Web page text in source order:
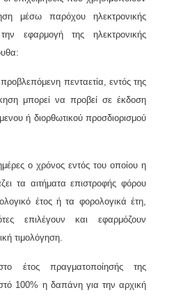
μέσω παρόχου ηλεκτρονικής
εφαρμογή της ηλεκτρονικής
πενταετία, εντός της
μπορεί να προβεί σε έκδοση
ή διορθωτικού προσδιορισμού
ο χρόνος εντός του οποίου η
τα αιτήματα επιστροφής φόρου
έτος ή τα φορολογικά έτη,
επιλέγουν και εφαρμόζουν
τιμολόγηση.
έτος πραγματοποίησής της
100% η δαπάνη για την αρχική